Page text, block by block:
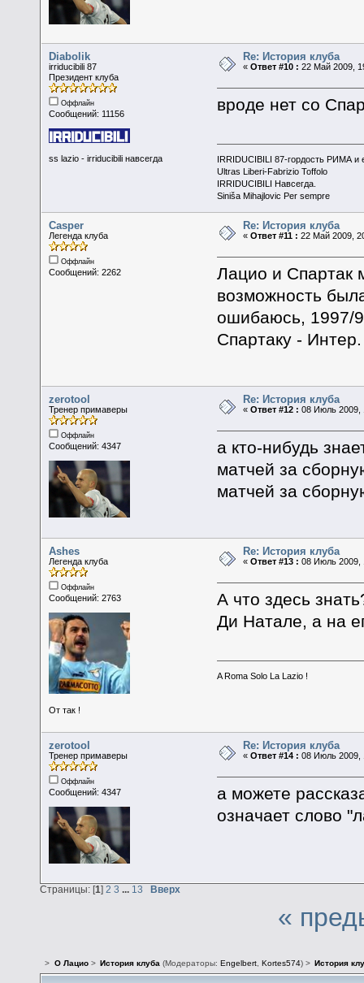
Diabolik
irriducibili 87
Президент клуба
Оффлайн
Сообщений: 11156
ss lazio - irriducibili навсегда
Re: История клуба
«Ответ #10 : 22 Май 2009,
вроде нет со
IRRIDUCIBILI 87-гордость РИМА и
Ultras Liberi-Fabrizio Toffolo
IRRIDUCIBILI Навсегда.
Siniša Mihajlovic Per sempre
Casper
Легенда клуба
Оффлайн
Сообщений: 2262
Re: История клуба
«Ответ #11 : 22 Май 2009,
Лацио и Спартак
возможность
ошибаюсь, 1997/
Спартаку - Интер.
zerotool
Тренер примаверы
Оффлайн
Сообщений: 4347
Re: История клуба
«Ответ #12 : 08 Июль 2009,
а кто-нибудь
матчей за
матчей за
Ashes
Легенда клуба
Оффлайн
Сообщений: 2763
От так !
Re: История клуба
«Ответ #13 : 08 Июль 2009,
А что здесь
Ди Натале, а на
A Roma Solo La Lazio !
zerotool
Тренер примаверы
Оффлайн
Сообщений: 4347
Re: История клуба
«Ответ #14 : 08 Июль 2009,
а можете
означает слово
Страницы: [1] 2 3 ... 13 Вверх
«
> О Лацио> История клуба (Модераторы: Engelbert, Kortes574) > История